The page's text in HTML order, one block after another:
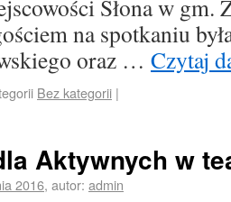
Słona w gm.
na spotkaniu
oraz … Czytaj
Bez kategorii |
Aktywnych w
2016, autor: admin